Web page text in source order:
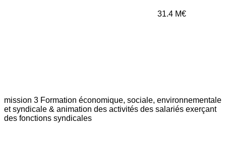
31.4 M€
mission 3 Formation économique, sociale, environnementale
et syndicale & animation des activités des salariés exerçant
des fonctions syndicales